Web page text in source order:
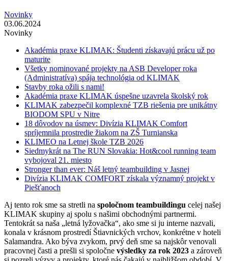
Novinky
03.06.2024
Novinky
Akadémia praxe KLIMAK: Študenti získavajú prácu už po
maturite
Všetky nominované projekty na ASB Developer roka
(Administratíva) spája technológia od KLIMAK
Stavby roka ožili s nami!
Akadémia praxe KLIMAK úspešne uzavrela školský rok
KLIMAK zabezpečil komplexné TZB riešenia pre unikátny
BIODOM SPU v Nitre
18 dôvodov na úsmev: Divízia KLIMAK Comfort
spríjemnila prostredie žiakom na ZŠ Turnianska
KLIMEO na Letnej škole TZB 2026
Siedmykrát na The RUN Slovakia: Hot&cool running team
vybojoval 21. miesto
Stronger than ever: Náš letný teambuilding v Jasnej
Divízia KLIMAK COMFORT získala významný projekt v
Piešťanoch
Aj tento rok sme sa stretli na spoločnom teambuildingu celej našej
KLIMAK skupiny aj spolu s našimi obchodnými partnermi.
Tentokrát sa naša „letná lyžovačka“, ako sme si ju interne nazvali,
konala v krásnom prostredí Štiavnických vrchov, konkrétne v hoteli
Salamandra. Ako býva zvykom, prvý deň sme sa najskôr venovali
pracovnej časti a prešli si spoločne výsledky za rok 2023 a zároveň